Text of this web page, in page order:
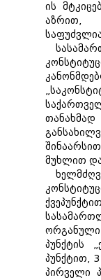
ის
აზრით,
მუხლით
პუნქტის
პუნქტით,
პირველი